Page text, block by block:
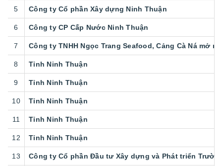
5 Công ty Cổ phần Xây dựng Ninh Thuận
6 Công ty CP Cấp Nước Ninh Thuận
7 Công ty TNHH Ngọc Trang Seafood, Cảng Cà Ná mở
8 Tỉnh Ninh Thuận
9 Tỉnh Ninh Thuận
10 Tỉnh Ninh Thuận
11 Tỉnh Ninh Thuận
12 Tỉnh Ninh Thuận
13 Công ty Cổ phần Đầu tư Xây dựng và Phát triển